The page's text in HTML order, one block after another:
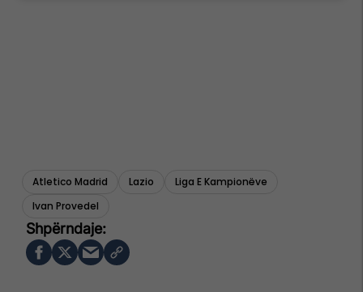
Atletico Madrid Lazio
Liga E Kampionëve
Ivan Provedel